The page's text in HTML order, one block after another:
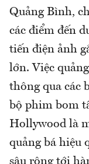
Quảng Bình,
các điểm đến
tiến điện ảnh
lớn. Việc
thông qua các
bộ phim bom
Hollywood là
quảng bá hiệu
sâu rộng tới